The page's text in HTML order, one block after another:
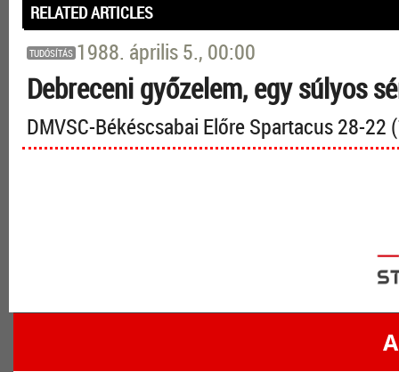
RELATED ARTICLES
TUDÓSÍTÁS 1988. április 5., 00:00
Debreceni győzelem, egy súlyos
DMVSC-Békéscsabai Előre Spartacus 28-22